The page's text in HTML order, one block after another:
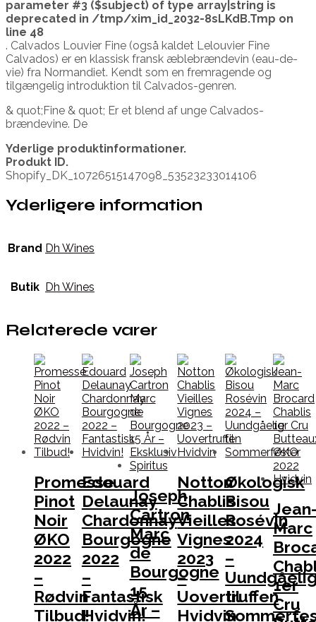
parameter #3 ($subject) of type array|string is
deprecated in /tmp/xim_id_2032-8sLKdB.Tmp on
line 48
. Calvados Louvier Fine (også kaldet Lelouvier Fine
Calvados) er en klassisk fransk æblebrændevin (eau-de-
vie) fra Normandiet. Kendt som en fremragende og
tilgængelig introduktion til Calvados-genren.
& quot;Fine & quot; Er et blend af unge Calvados-
brændevine. De
Yderlige produktinformationer.
Produkt ID.
Shopify_DK_10726515147098_53523233014106
Yderligere information
Brand Dh Wines
Butik Dh Wines
Relaterede varer
Promesse
Pinot
Noir
ØKO
2022
–
Rødvin
Tilbud!
Edouard
Delaunay
Chardonnay
Bourgogne
2022
–
Fantastisk
Hvidvin!
Joseph
Cartron
Marc
de
Bourgogne
15
År –
Notton
Chablis
Vieilles
Vignes
2023
–
Uovertruffen
Hvidvin
Økologisk
Bisou
Rosévin
2024
–
til
Marc
1er
Cru